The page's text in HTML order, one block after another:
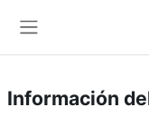
Información